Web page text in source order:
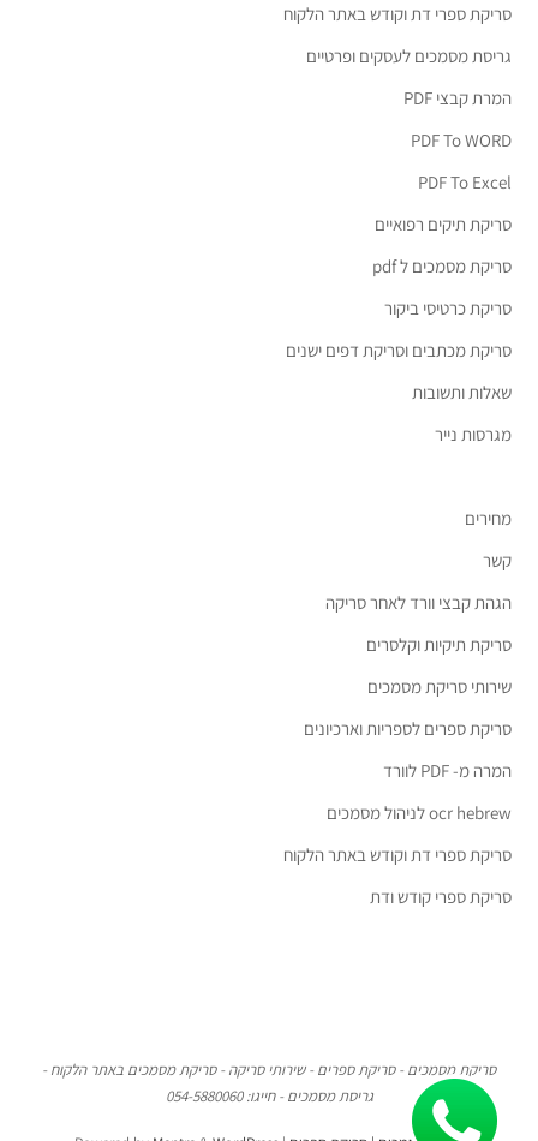
סריקת ספרי דת וקודש באתר הלקוח
גריסת מסמכים לעסקים ופרטיים
המרת קבצי PDF
PDF To WORD
PDF To Excel
סריקת תיקים רפואיים
סריקת מסמכים ל pdf
סריקת כרטיסי ביקור
סריקת מכתבים וסריקת דפים ישנים
שאלות ותשובות
מגרסות נייר
מחירים
קשר
הגהת קבצי וורד לאחר סריקה
סריקת תיקיות וקלסרים
שירותי סריקת מסמכים
סריקת ספרים לספריות וארכיונים
המרה מ- PDF לוורד
ocr hebrew לניהול מסמכים
סריקת ספרי דת וקודש באתר הלקוח
סריקת ספרי קודש ודת
סריקת מסמכים - סריקת ספרים - שירותי סריקה - סריקת מסמכים באתר הלקוח -
גריסת מסמכים - חייגו: 054-5880060